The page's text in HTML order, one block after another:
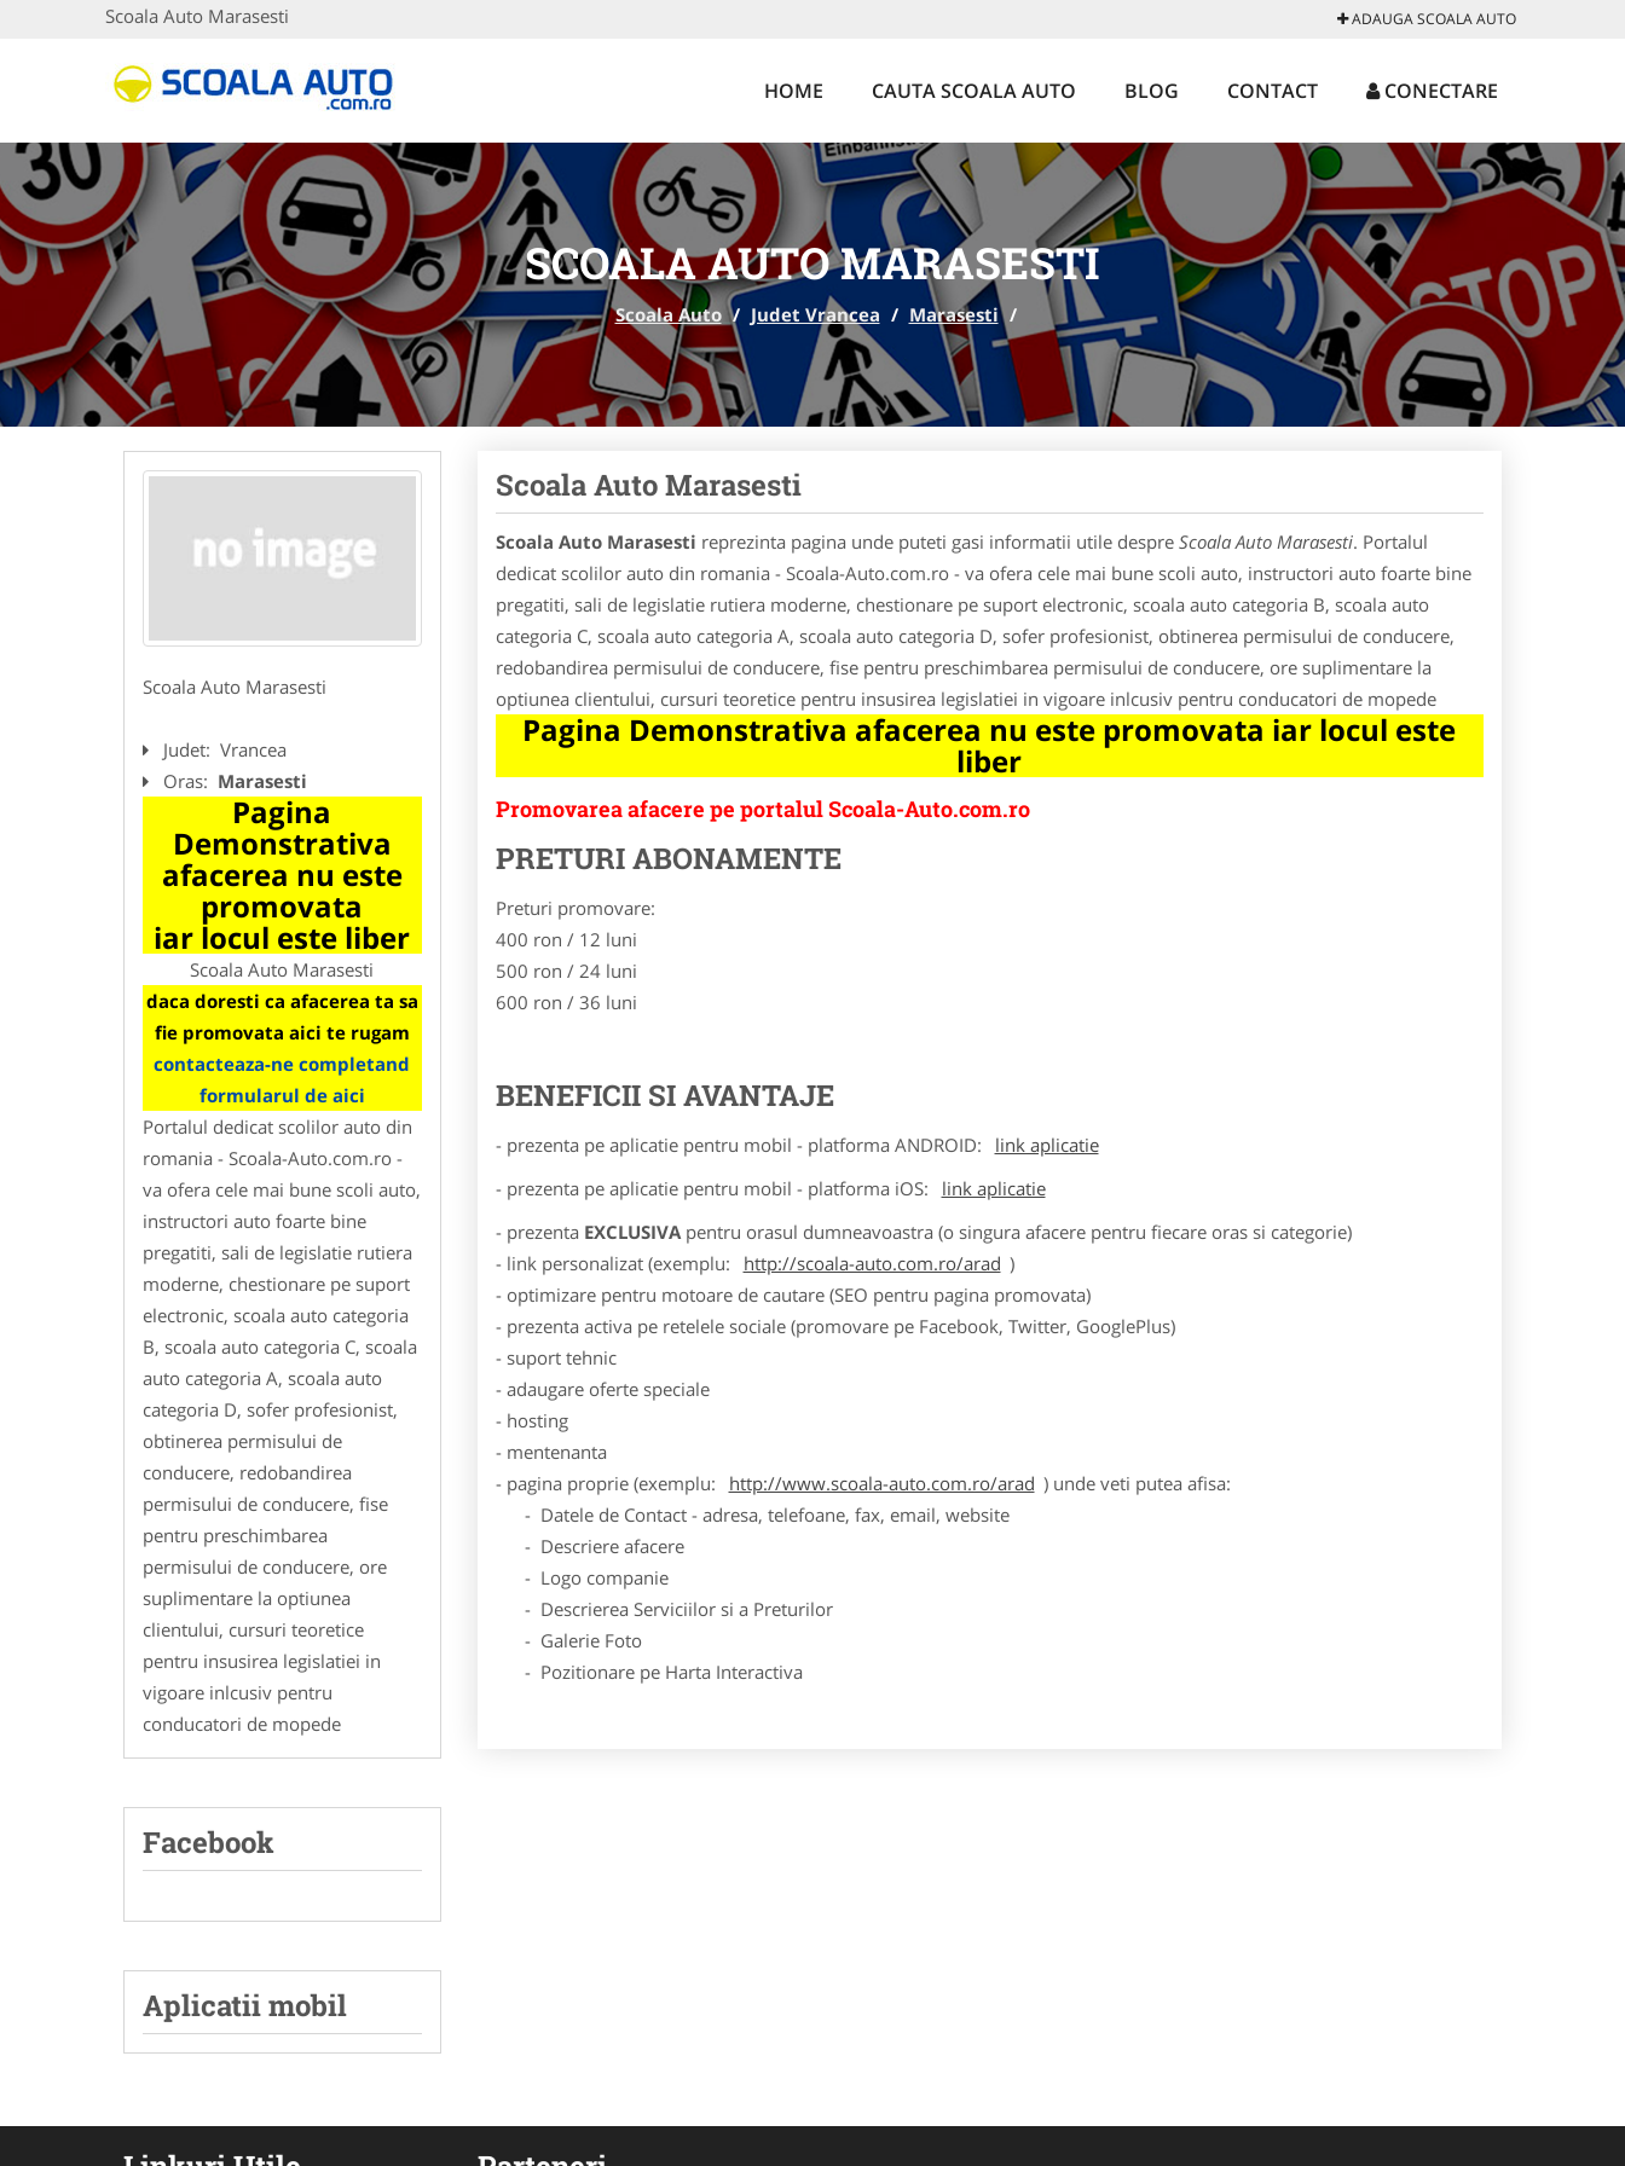
Scoala Auto Marasesti ADAUGA SCOALA AUTO
HOME CAUTA SCOALA AUTO BLOG CONTACT CONECTARE
SCOALA AUTO MARASESTI
Scoala Auto / Judet Vrancea / Marasesti /
Scoala Auto Marasesti
Judet: Vrancea
Oras: Marasesti
Pagina
Demonstrativa
afacerea nu este
promovata
iar locul este liber
Scoala Auto Marasesti
daca doresti ca afacerea ta sa
fie promovata aici te rugam
contacteaza-ne completand
formularul de aici
Portalul dedicat scolilor auto din
romania - Scoala-Auto.com.ro -
va ofera cele mai bune scoli auto,
instructori auto foarte bine
pregatiti, sali de legislatie rutiera
moderne, chestionare pe suport
electronic, scoala auto categoria
B, scoala auto categoria C, scoala
auto categoria A, scoala auto
categoria D, sofer profesionist,
obtinerea permisului de
conducere, redobandirea
permisului de conducere, fise
pentru preschimbarea
permisului de conducere, ore
suplimentare la optiunea
clientului, cursuri teoretice
pentru insusirea legislatiei in
vigoare inlcusiv pentru
conducatori de mopede
Facebook
Aplicatii mobil
Scoala Auto Marasesti
Scoala Auto Marasesti reprezinta pagina unde puteti gasi informatii utile despre Scoala Auto Marasesti. Portalul
dedicat scolilor auto din romania - Scoala-Auto.com.ro - va ofera cele mai bune scoli auto, instructori auto foarte bine
pregatiti, sali de legislatie rutiera moderne, chestionare pe suport electronic, scoala auto categoria B, scoala auto
categoria C, scoala auto categoria A, scoala auto categoria D, sofer profesionist, obtinerea permisului de conducere,
redobandirea permisului de conducere, fise pentru preschimbarea permisului de conducere, ore suplimentare la
optiunea clientului, cursuri teoretice pentru insusirea legislatiei in vigoare inlcusiv pentru conducatori de mopede
Pagina Demonstrativa afacerea nu este promovata iar locul este
liber
Promovarea afacere pe portalul Scoala-Auto.com.ro
PRETURI ABONAMENTE
Preturi promovare:
400 ron / 12 luni
500 ron / 24 luni
600 ron / 36 luni
BENEFICII SI AVANTAJE
- prezenta pe aplicatie pentru mobil - platforma ANDROID:
link aplicatie
- prezenta pe aplicatie pentru mobil - platforma iOS:
link aplicatie
- prezenta EXCLUSIVApentru orasul dumneavoastra (o singura afacere pentru fiecare oras si categorie)
- link personalizat (exemplu:
http://scoala-auto.com.ro/arad )
- optimizare pentru motoare de cautare (SEO pentru pagina promovata)
- prezenta activa pe retelele sociale (promovare pe Facebook, Twitter, GooglePlus)
- suport tehnic
- adaugare oferte speciale
- hosting
- mentenanta
- pagina proprie (exemplu:
http://www.scoala-auto.com.ro/arad ) unde veti putea afisa:
- Datele de Contact - adresa, telefoane, fax, email, website
- Descriere afacere
- Logo companie
- Descrierea Serviciilor si a Preturilor
- Galerie Foto
- Pozitionare pe Harta Interactiva